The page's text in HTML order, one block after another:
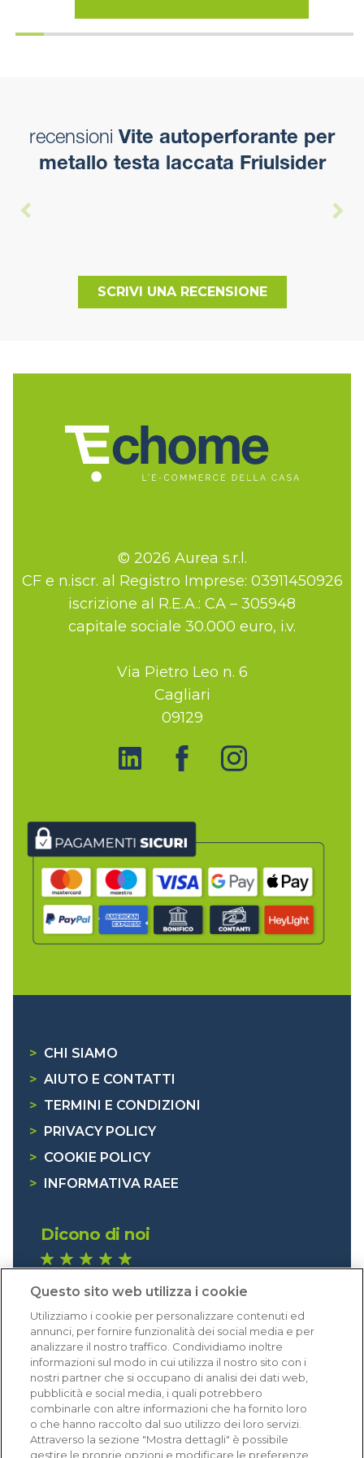
recensioni Vite autoperforante per
metallo testa laccata Friulsider
SCRIVI UNA RECENSIONE
© 2026 Aurea s.r.l.
CF e n.iscr. al Registro Imprese: 03911450926
iscrizione al R.E.A.: CA – 305948
capitale sociale 30.000 euro, i.v.
Via Pietro Leo n. 6
Cagliari
09129
> CHI SIAMO
> AIUTO E CONTATTI
> TERMINI E CONDIZIONI
>
PRIVACY POLICY
> COOKIE POLICY
>
INFORMATIVA RAEE
Dicono di noi
Eccellente (4,8)
Acquisti verificati
Questo sito web utilizza i cookie
Utilizziamo i cookie per personalizzare contenuti ed
annunci, per fornire funzionalità dei social media e per
analizzare il nostro traffico. Condividiamo inoltre
informazioni sul modo in cui utilizza il nostro sito con i
nostri partner che si occupano di analisi dei dati web,
pubblicità e social media, i quali potrebbero
combinarle con altre informazioni che ha fornito loro
o che hanno raccolto dal suo utilizzo dei loro servizi.
Attraverso la sezione "Mostra dettagli" è possibile
gestire le proprie opzioni e modificare le preferenze